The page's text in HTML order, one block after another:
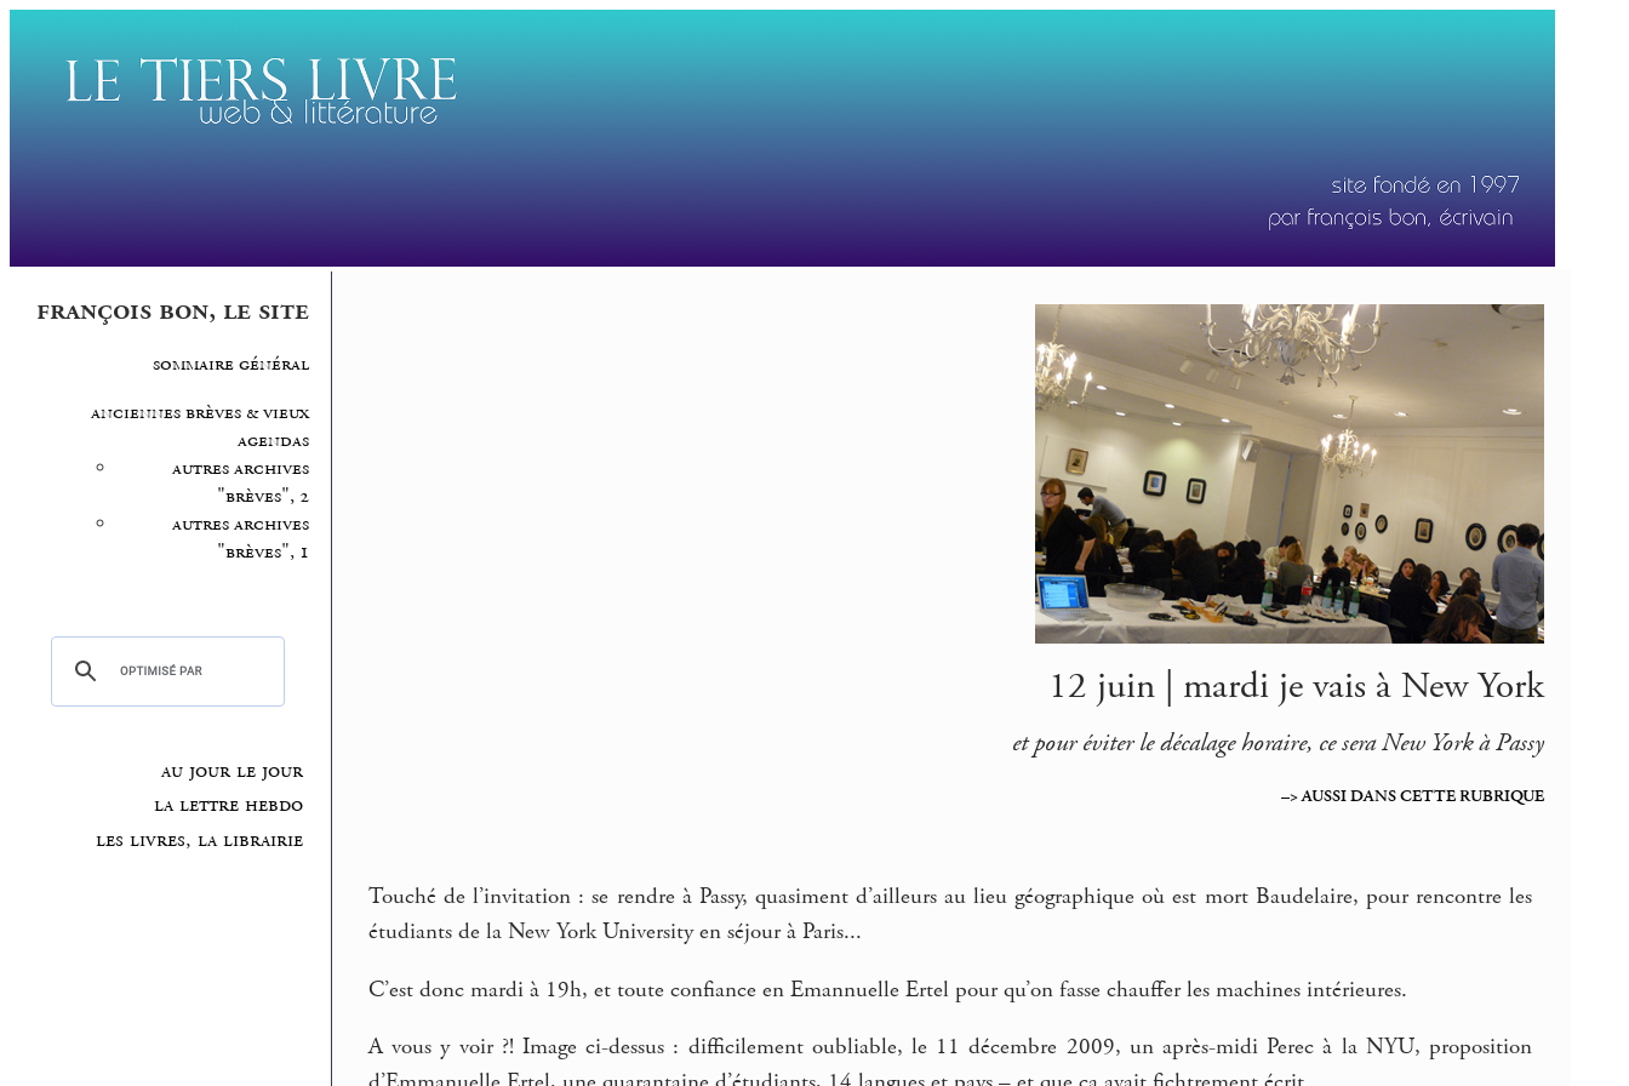
françois bon, le site
sommaire général
anciennes brèves & vieux
agendas
autres archives
"brèves", 2
autres archives
"brèves", 1
au jour le jour
la lettre hebdo
les livres, la librairie
12 juin | mardi je vais à New York
et pour éviter le décalage horaire, ce sera New York à Passy
–> AUSSI DANS CETTE RUBRIQUE
Touché de l’invitation : se rendre à Passy, quasiment d’ailleurs au lieu géographique où est mort Baudelaire, pour rencontre les
étudiants de la New York University en séjour à Paris...
C’est donc mardi à 19h, et toute confiance en Emannuelle Ertel pour qu’on fasse chauffer les machines intérieures.
A vous y voir ?! Image ci-dessus : difficilement oubliable, le 11 décembre 2009, un après-midi Perec à la NYU, proposition